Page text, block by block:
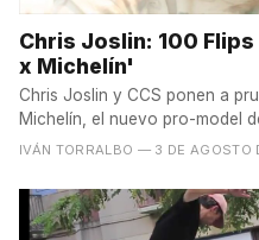
Chris Joslin: 100
x Michelín'
Chris Joslin y CCS ponen a
Michelín, el nuevo pro-model
IVÁN TORRALBO — 3 DE AGOSTO